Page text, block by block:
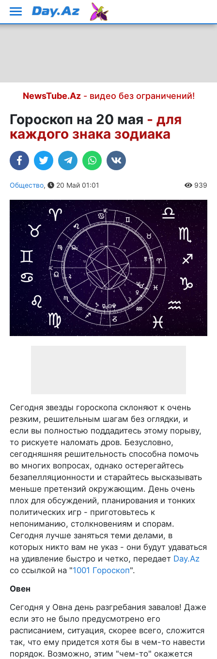
NewsTube.Az- видео без ограничений!
Гороскоп на 20 мая - для
каждого знака зодиака
Общество, 20 Май 01:01 939
Сегодня звезды гороскопа склоняют к очень
резким, решительным шагам без оглядки, и
если вы полностью поддадитесь этому порыву,
то рискуете наломать дров. Безусловно,
сегодняшняя решительность способна помочь
во многих вопросах, однако остерегайтесь
безапелляционности и старайтесь высказывать
меньше претензий окружающим. День очень
плох для обсуждений, планирования и тонких
политических игр - приготовьтесь к
непониманию, столкновениям и спорам.
Сегодня лучше заняться теми делами, в
которых никто вам не указ - они будут удаваться
на удивление быстро и четко, передает Day.Az
со ссылкой на "1001 Гороскоп".
Овен
Сегодня у Овна день разгребания завалов! Даже
если это не было предусмотрено его
расписанием, ситуация, скорее всего, сложится
так, что ему придется хотя бы в чем-то навести
порядок. Возможно, этим "чем-то" окажется